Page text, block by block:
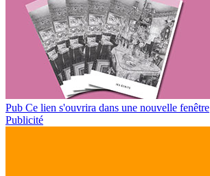
Pub Ce lien s'ouvrira dans une nouvelle fenêtre
Publicité